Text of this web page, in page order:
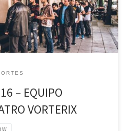
– EQUIPO
VORTERIX